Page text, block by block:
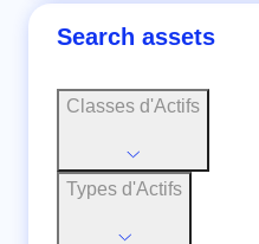
Search assets
Classes d'Actifs
Types d'Actifs